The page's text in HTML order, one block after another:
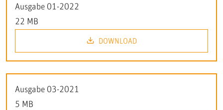
Ausgabe 01-2022
22 MB
DOWNLOAD
Ausgabe 03-2021
5 MB